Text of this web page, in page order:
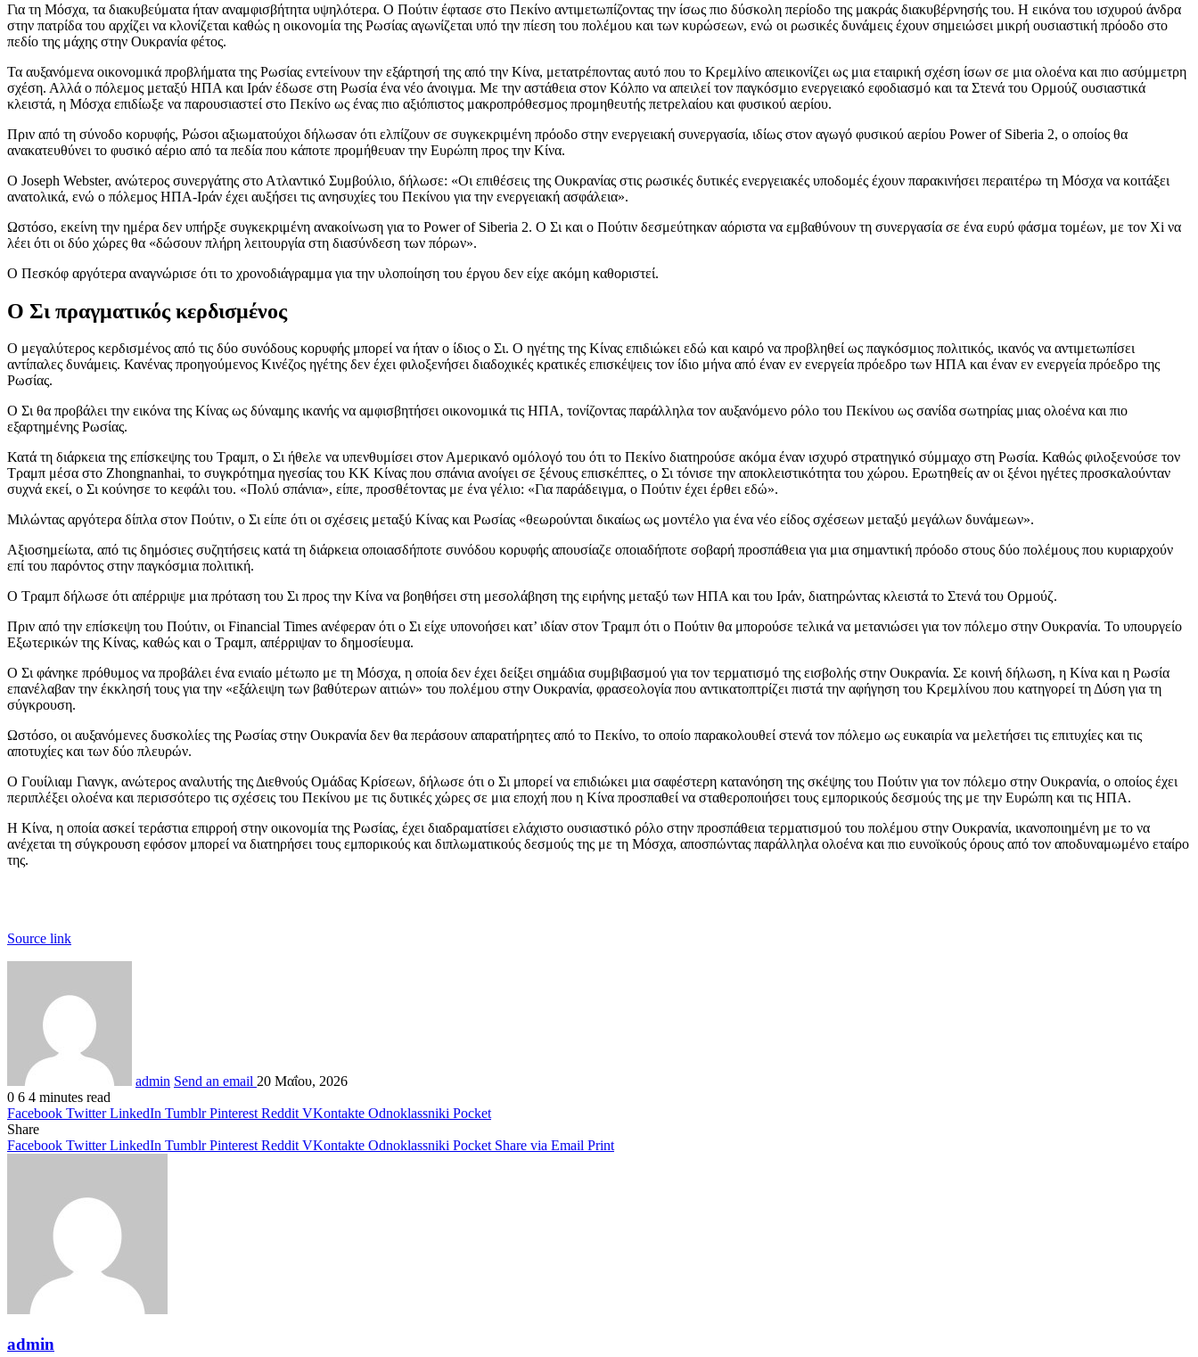
Για τη Μόσχα, τα διακυβεύματα ήταν αναμφισβήτητα υψηλότερα. Ο Πούτιν έφτασε στο Πεκίνο αντιμετωπίζοντας την ίσως πιο δύσκολη περίοδο της μακράς διακυβέρνησής του. Η εικόνα του ισχυρού άνδρα
στην πατρίδα του αρχίζει να κλονίζεται καθώς η οικονομία της Ρωσίας αγωνίζεται υπό την πίεση του πολέμου και των κυρώσεων, ενώ οι ρωσικές δυνάμεις έχουν σημειώσει μικρή ουσιαστική πρόοδο στο
πεδίο της μάχης στην Ουκρανία φέτος.
Τα αυξανόμενα οικονομικά προβλήματα της Ρωσίας εντείνουν την εξάρτησή της από την Κίνα, μετατρέποντας αυτό που το Κρεμλίνο απεικονίζει ως μια εταιρική σχέση ίσων σε μια ολοένα και πιο ασύμμετρη
σχέση. Αλλά ο πόλεμος μεταξύ ΗΠΑ και Ιράν έδωσε στη Ρωσία ένα νέο άνοιγμα. Με την αστάθεια στον Κόλπο να απειλεί τον παγκόσμιο ενεργειακό εφοδιασμό και τα Στενά του Ορμούζ ουσιαστικά
κλειστά, η Μόσχα επιδίωξε να παρουσιαστεί στο Πεκίνο ως ένας πιο αξιόπιστος μακροπρόθεσμος προμηθευτής πετρελαίου και φυσικού αερίου.
Πριν από τη σύνοδο κορυφής, Ρώσοι αξιωματούχοι δήλωσαν ότι ελπίζουν σε συγκεκριμένη πρόοδο στην ενεργειακή συνεργασία, ιδίως στον αγωγό φυσικού αερίου Power of Siberia 2, ο οποίος θα
ανακατευθύνει το φυσικό αέριο από τα πεδία που κάποτε προμήθευαν την Ευρώπη προς την Κίνα.
Ο Joseph Webster, ανώτερος συνεργάτης στο Ατλαντικό Συμβούλιο, δήλωσε: «Οι επιθέσεις της Ουκρανίας στις ρωσικές δυτικές ενεργειακές υποδομές έχουν παρακινήσει περαιτέρω τη Μόσχα να κοιτάξει
ανατολικά, ενώ ο πόλεμος ΗΠΑ-Ιράν έχει αυξήσει τις ανησυχίες του Πεκίνου για την ενεργειακή ασφάλεια».
Ωστόσο, εκείνη την ημέρα δεν υπήρξε συγκεκριμένη ανακοίνωση για το Power of Siberia 2. Ο Σι και ο Πούτιν δεσμεύτηκαν αόριστα να εμβαθύνουν τη συνεργασία σε ένα ευρύ φάσμα τομέων, με τον Xi να
λέει ότι οι δύο χώρες θα «δώσουν πλήρη λειτουργία στη διασύνδεση των πόρων».
Ο Πεσκόφ αργότερα αναγνώρισε ότι το χρονοδιάγραμμα για την υλοποίηση του έργου δεν είχε ακόμη καθοριστεί.
Ο Σι πραγματικός κερδισμένος
Ο μεγαλύτερος κερδισμένος από τις δύο συνόδους κορυφής μπορεί να ήταν ο ίδιος ο Σι. Ο ηγέτης της Κίνας επιδιώκει εδώ και καιρό να προβληθεί ως παγκόσμιος πολιτικός, ικανός να αντιμετωπίσει
αντίπαλες δυνάμεις. Κανένας προηγούμενος Κινέζος ηγέτης δεν έχει φιλοξενήσει διαδοχικές κρατικές επισκέψεις τον ίδιο μήνα από έναν εν ενεργεία πρόεδρο των ΗΠΑ και έναν εν ενεργεία πρόεδρο της
Ρωσίας.
Ο Σι θα προβάλει την εικόνα της Κίνας ως δύναμης ικανής να αμφισβητήσει οικονομικά τις ΗΠΑ, τονίζοντας παράλληλα τον αυξανόμενο ρόλο του Πεκίνου ως σανίδα σωτηρίας μιας ολοένα και πιο
εξαρτημένης Ρωσίας.
Κατά τη διάρκεια της επίσκεψης του Τραμπ, ο Σι ήθελε να υπενθυμίσει στον Αμερικανό ομόλογό του ότι το Πεκίνο διατηρούσε ακόμα έναν ισχυρό στρατηγικό σύμμαχο στη Ρωσία. Καθώς φιλοξενούσε τον
Τραμπ μέσα στο Zhongnanhai, το συγκρότημα ηγεσίας του ΚΚ Κίνας που σπάνια ανοίγει σε ξένους επισκέπτες, ο Σι τόνισε την αποκλειστικότητα του χώρου. Ερωτηθείς αν οι ξένοι ηγέτες προσκαλούνταν
συχνά εκεί, ο Σι κούνησε το κεφάλι του. «Πολύ σπάνια», είπε, προσθέτοντας με ένα γέλιο: «Για παράδειγμα, ο Πούτιν έχει έρθει εδώ».
Μιλώντας αργότερα δίπλα στον Πούτιν, ο Σι είπε ότι οι σχέσεις μεταξύ Κίνας και Ρωσίας «θεωρούνται δικαίως ως μοντέλο για ένα νέο είδος σχέσεων μεταξύ μεγάλων δυνάμεων».
Αξιοσημείωτα, από τις δημόσιες συζητήσεις κατά τη διάρκεια οποιασδήποτε συνόδου κορυφής απουσίαζε οποιαδήποτε σοβαρή προσπάθεια για μια σημαντική πρόοδο στους δύο πολέμους που κυριαρχούν
επί του παρόντος στην παγκόσμια πολιτική.
Ο Τραμπ δήλωσε ότι απέρριψε μια πρόταση του Σι προς την Κίνα να βοηθήσει στη μεσολάβηση της ειρήνης μεταξύ των ΗΠΑ και του Ιράν, διατηρώντας κλειστά το Στενά του Ορμούζ.
Πριν από την επίσκεψη του Πούτιν, οι Financial Times ανέφεραν ότι ο Σι είχε υπονοήσει κατ’ ιδίαν στον Τραμπ ότι ο Πούτιν θα μπορούσε τελικά να μετανιώσει για τον πόλεμο στην Ουκρανία. Το υπουργείο
Εξωτερικών της Κίνας, καθώς και ο Τραμπ, απέρριψαν το δημοσίευμα.
Ο Σι φάνηκε πρόθυμος να προβάλει ένα ενιαίο μέτωπο με τη Μόσχα, η οποία δεν έχει δείξει σημάδια συμβιβασμού για τον τερματισμό της εισβολής στην Ουκρανία. Σε κοινή δήλωση, η Κίνα και η Ρωσία
επανέλαβαν την έκκλησή τους για την «εξάλειψη των βαθύτερων αιτιών» του πολέμου στην Ουκρανία, φρασεολογία που αντικατοπτρίζει πιστά την αφήγηση του Κρεμλίνου που κατηγορεί τη Δύση για τη
σύγκρουση.
Ωστόσο, οι αυξανόμενες δυσκολίες της Ρωσίας στην Ουκρανία δεν θα περάσουν απαρατήρητες από το Πεκίνο, το οποίο παρακολουθεί στενά τον πόλεμο ως ευκαιρία να μελετήσει τις επιτυχίες και τις
αποτυχίες και των δύο πλευρών.
Ο Γουίλιαμ Γιανγκ, ανώτερος αναλυτής της Διεθνούς Ομάδας Κρίσεων, δήλωσε ότι ο Σι μπορεί να επιδιώκει μια σαφέστερη κατανόηση της σκέψης του Πούτιν για τον πόλεμο στην Ουκρανία, ο οποίος έχει
περιπλέξει ολοένα και περισσότερο τις σχέσεις του Πεκίνου με τις δυτικές χώρες σε μια εποχή που η Κίνα προσπαθεί να σταθεροποιήσει τους εμπορικούς δεσμούς της με την Ευρώπη και τις ΗΠΑ.
Η Κίνα, η οποία ασκεί τεράστια επιρροή στην οικονομία της Ρωσίας, έχει διαδραματίσει ελάχιστο ουσιαστικό ρόλο στην προσπάθεια τερματισμού του πολέμου στην Ουκρανία, ικανοποιημένη με το να
ανέχεται τη σύγκρουση εφόσον μπορεί να διατηρήσει τους εμπορικούς και διπλωματικούς δεσμούς της με τη Μόσχα, αποσπώντας παράλληλα ολοένα και πιο ευνοϊκούς όρους από τον αποδυναμωμένο εταίρο
της.
Source link
admin Send an email 20 Μαΐου, 2026
0 6 4 minutes read
Facebook Twitter LinkedIn Tumblr Pinterest Reddit VKontakte Odnoklassniki Pocket
Share
Facebook Twitter LinkedIn Tumblr Pinterest Reddit VKontakte Odnoklassniki Pocket Share via Email Print
admin